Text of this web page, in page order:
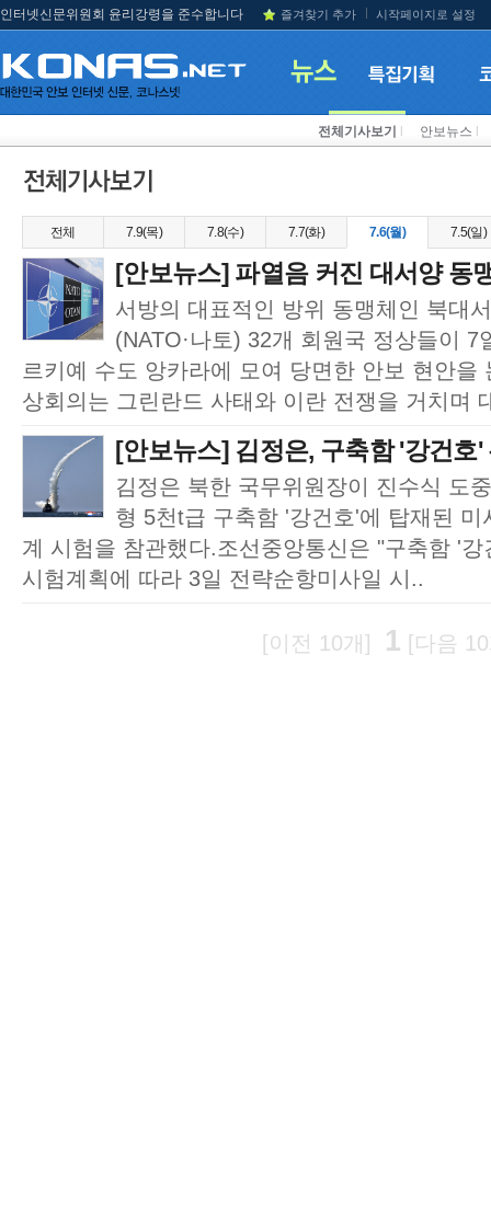
인터넷신문위원회 윤리강령을 준수합니다 즐겨찾기 추가 시작페이지로 설정
전체기사보기 안보뉴스
전체 7.9(목) 7.8(수) 7.7(화) 7.6(월) 7.5(일)
[안보뉴스] 파열음 커진 대서양 동
서방의 대표적인 방위 동맹체인 북대
(NATO·나토) 32개 회원국 정상들이
르키예 수도 앙카라에 모여 당면한 안보 현안을
상회의는 그린란드 사태와 이란 전쟁을 거치며
[안보뉴스] 김정은, 구축함 '강건
김정은 북한 국무위원장이 진수식 도
형 5천t급 구축함 '강건호'에 탑재된
계 시험을 참관했다.조선중앙통신은 "구축함 '
시험계획에 따라 3일 전략순항미사일 시..
[이전 10개] 1 [다음